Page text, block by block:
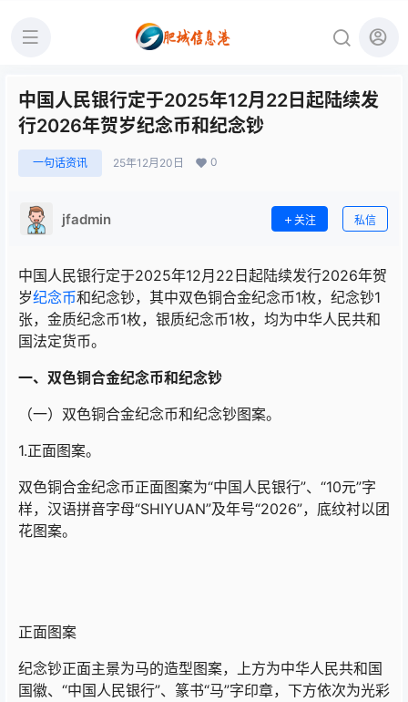
中国人民银行定于2025年12月22日起陆续发
行2026年贺岁纪念币和纪念钞
一句话资讯 25年12月20日 0
jfadmin 关注 私信
中国人民银行定于2025年12月22日起陆续发行2026年贺
岁纪念币和纪念钞，其中双色铜合金纪念币1枚，纪念钞1
张，金质纪念币1枚，银质纪念币1枚，均为中华人民共和
国法定货币。
一、双色铜合金纪念币和纪念钞
（一）双色铜合金纪念币和纪念钞图案。
1.正面图案。
双色铜合金纪念币正面图案为“中国人民银行”、“10元”字
样，汉语拼音字母“SHIYUAN”及年号“2026”，底纹衬以团
花图案。
正面图案
纪念钞正面主景为马的造型图案，上方为中华人民共和国
国徽、“中国人民银行”、篆书“马”字印章，下方依次为光彩